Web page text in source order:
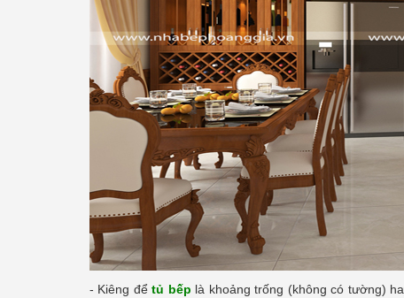
- Kiêng đểtủ bếp là khoảng trống (không có tường)